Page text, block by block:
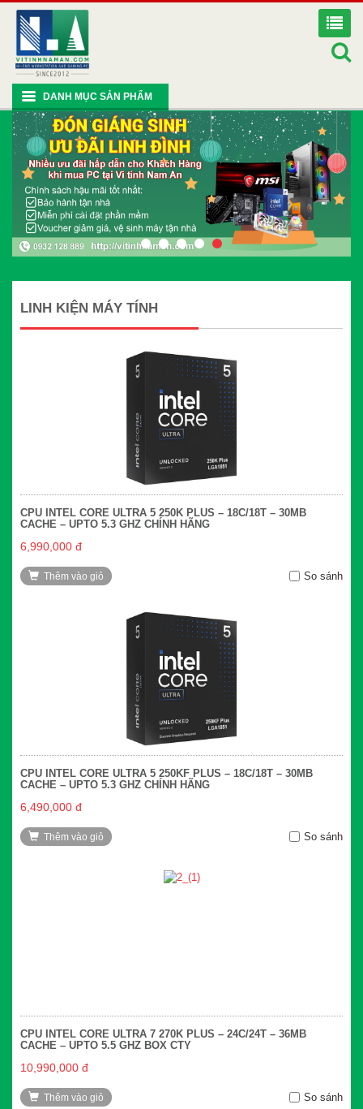
DANH MỤC SẢN PHẨM
LINH KIỆN MÁY TÍNH
CPU INTEL CORE ULTRA 5 250K PLUS – 18C/18T – 30MB
CACHE – UPTO 5.3 GHZ CHÍNH HÃNG
6,990,000 đ
Thêm vào giỏ So sánh
CPU INTEL CORE ULTRA 5 250KF PLUS – 18C/18T – 30MB
CACHE – UPTO 5.3 GHZ CHÍNH HÃNG
6,490,000 đ
Thêm vào giỏ So sánh
CPU INTEL CORE ULTRA 7 270K PLUS – 24C/24T – 36MB
CACHE – UPTO 5.5 GHZ BOX CTY
10,990,000 đ
Thêm vào giỏ So sánh